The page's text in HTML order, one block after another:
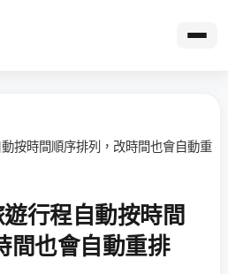
按時間順序排列，改時間也會自動重
行程自動按時間
間也會自動重排